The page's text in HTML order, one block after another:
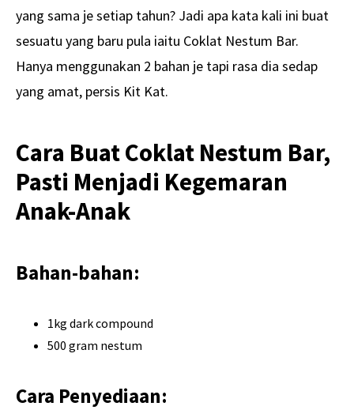
yang sama je setiap tahun? Jadi apa kata kali ini buat
sesuatu yang baru pula iaitu Coklat Nestum Bar.
Hanya menggunakan 2 bahan je tapi rasa dia sedap
yang amat, persis Kit Kat.
Cara Buat Coklat Nestum Bar,
Pasti Menjadi Kegemaran
Anak-Anak
Bahan-bahan:
1kg dark compound
500 gram nestum
Cara Penyediaan: